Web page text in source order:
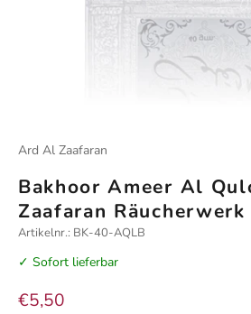
Ard Al Zaafaran
Bakhoor Ameer Al
Zaafaran
Artikelnr.: BK-40-AQLB
✓ Sofort lieferbar
Angebot
€5,50